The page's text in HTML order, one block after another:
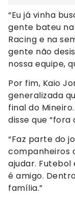
“Eu já vinha
gente bateu
Racing e na
gente não
nossa equipe,
Por fim, Kaio
generalizada
final do
disse que
“Faz parte do
companheiros
ajudar. Futebol
é amigo.
família.”